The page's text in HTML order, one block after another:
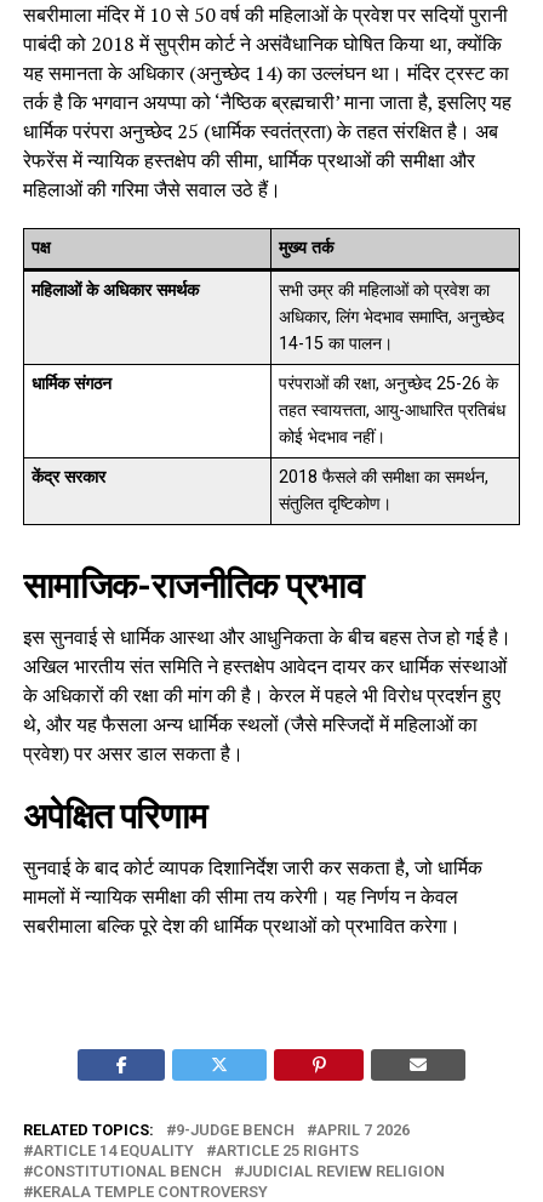
सबरीमाला मंदिर में 10 से 50 वर्ष की महिलाओं के प्रवेश पर सदियों पुरानी
पाबंदी को 2018 में सुप्रीम कोर्ट ने असंवैधानिक घोषित किया था, क्योंकि
यह समानता के अधिकार (अनुच्छेद 14) का उल्लंघन था। मंदिर ट्रस्ट का
तर्क है कि भगवान अयप्पा को ‘नैष्ठिक ब्रह्मचारी’ माना जाता है, इसलिए यह
धार्मिक परंपरा अनुच्छेद 25 (धार्मिक स्वतंत्रता) के तहत संरक्षित है। अब
रेफरेंस में न्यायिक हस्तक्षेप की सीमा, धार्मिक प्रथाओं की समीक्षा और
महिलाओं की गरिमा जैसे सवाल उठे हैं।
पक्ष मुख्य तर्क
महिलाओं के अधिकार समर्थक
सभी उम्र की महिलाओं को प्रवेश का
अधिकार, लिंग भेदभाव समाप्ति, अनुच्छेद
14-15 का पालन।
धार्मिक संगठन
परंपराओं की रक्षा, अनुच्छेद 25-26 के
तहत स्वायत्तता, आयु-आधारित प्रतिबंध
कोई भेदभाव नहीं।
केंद्र सरकार
2018 फैसले की समीक्षा का समर्थन,
संतुलित दृष्टिकोण।
सामाजिक-राजनीतिक प्रभाव
इस सुनवाई से धार्मिक आस्था और आधुनिकता के बीच बहस तेज हो गई है।
अखिल भारतीय संत समिति ने हस्तक्षेप आवेदन दायर कर धार्मिक संस्थाओं
के अधिकारों की रक्षा की मांग की है। केरल में पहले भी विरोध प्रदर्शन हुए
थे, और यह फैसला अन्य धार्मिक स्थलों (जैसे मस्जिदों में महिलाओं का
प्रवेश) पर असर डाल सकता है।
अपेक्षित परिणाम
सुनवाई के बाद कोर्ट व्यापक दिशानिर्देश जारी कर सकता है, जो धार्मिक
मामलों में न्यायिक समीक्षा की सीमा तय करेगी। यह निर्णय न केवल
सबरीमाला बल्कि पूरे देश की धार्मिक प्रथाओं को प्रभावित करेगा।
RELATED TOPICS: 9-JUDGE BENCH
APRIL 7 2026
ARTICLE 14 EQUALITY
ARTICLE 25 RIGHTS
CONSTITUTIONAL BENCH
JUDICIAL REVIEW RELIGION
KERALA TEMPLE CONTROVERSY